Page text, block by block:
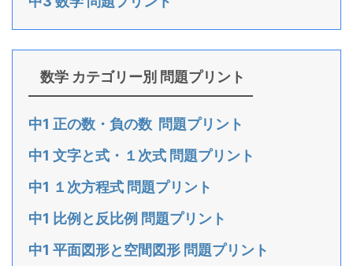
数学 カテゴリー別 問題プリント
中1 正の数・負の数 問題プリント
中1 文字と式・１次式 問題プリント
中1 １次方程式 問題プリント
中1 比例と反比例 問題プリント
中1 平面図形と空間図形 問題プリント